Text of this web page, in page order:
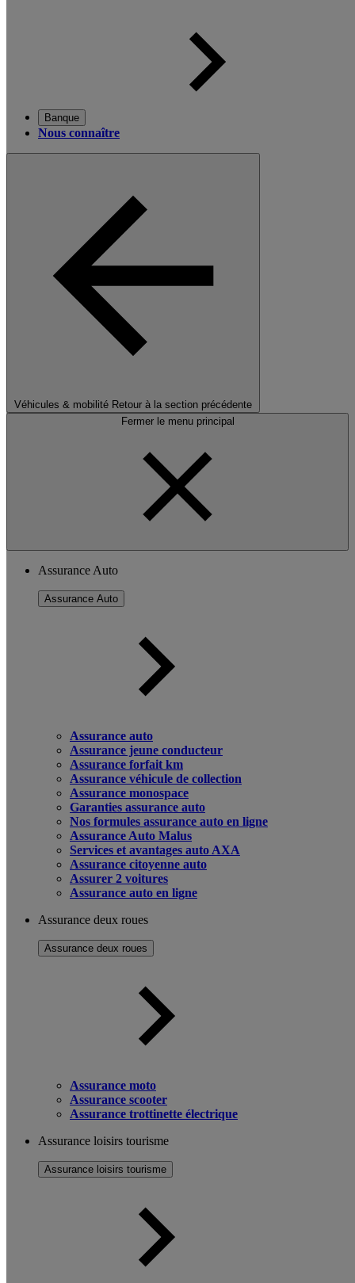
Banque
Nous connaître
Véhicules & mobilité Retour à la section précédente
Fermer le menu principal
Assurance Auto
Assurance Auto
Assurance auto
Assurance jeune conducteur
Assurance forfait km
Assurance véhicule de collection
Assurance monospace
Garanties assurance auto
Nos formules assurance auto en ligne
Assurance Auto Malus
Services et avantages auto AXA
Assurance citoyenne auto
Assurer 2 voitures
Assurance auto en ligne
Assurance deux roues
Assurance deux roues
Assurance moto
Assurance scooter
Assurance trottinette électrique
Assurance loisirs tourisme
Assurance loisirs tourisme